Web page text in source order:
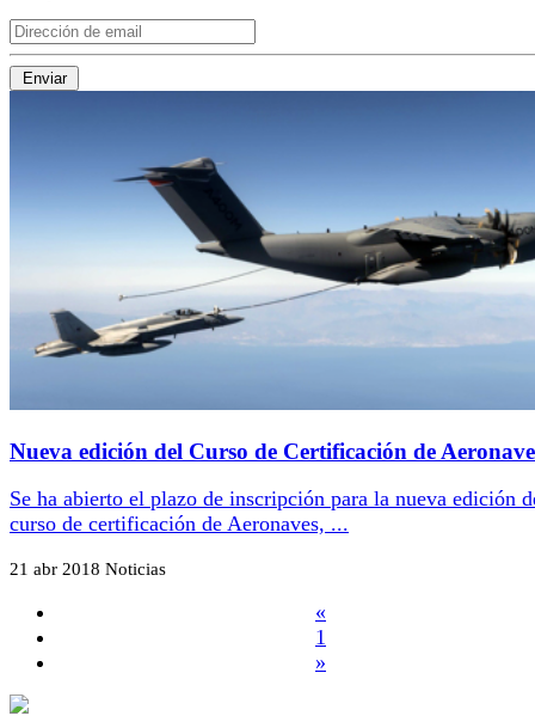
Enviar
Nueva edición del Curso de Certificación de
Se ha abierto el plazo de inscripción para la nueva edición
curso de certificación de Aeronaves, ...
21 abr 2018 Noticias
«
1
»